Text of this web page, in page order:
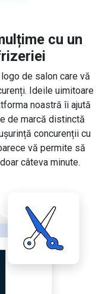
cu un
de salon care vă
Ideile uimitoare
noastră îi ajută
de marcă distinctă
concurenții cu
vă permite să
câteva minute.